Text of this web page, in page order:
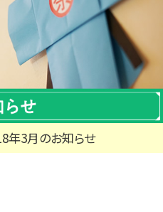
年3月のお知らせ